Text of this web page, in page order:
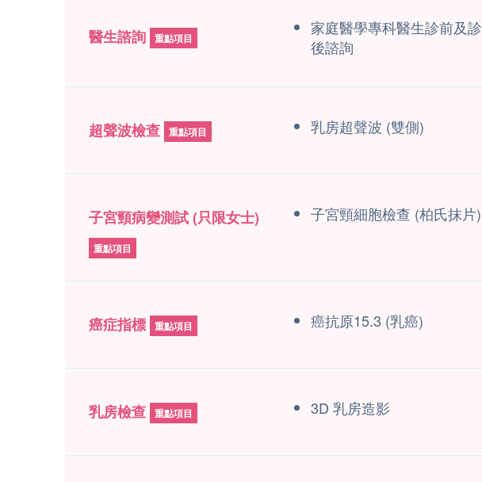
醫生諮詢 重點項目
家庭醫學專科醫生診前及診
後諮詢
超聲波檢查 重點項目 乳房超聲波 (雙側)
子宮頸病變測試 (只限女士)
重點項目
子宮頸細胞檢查 (柏氏抹片)
癌症指標 重點項目 癌抗原15.3 (乳癌)
乳房檢查 重點項目 3D 乳房造影